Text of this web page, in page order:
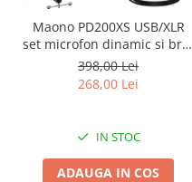
Maono PD200XS USB/XLR
set microfon dinamic si brat
tip boom
398,00 Lei
268,00 Lei
IN STOC
ADAUGA IN COS